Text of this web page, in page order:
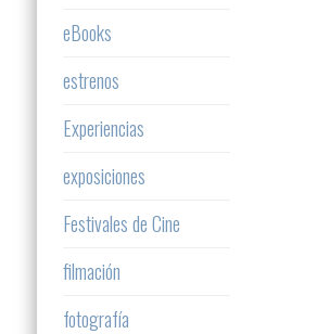
eBooks
estrenos
Experiencias
exposiciones
Festivales de Cine
filmación
fotografía